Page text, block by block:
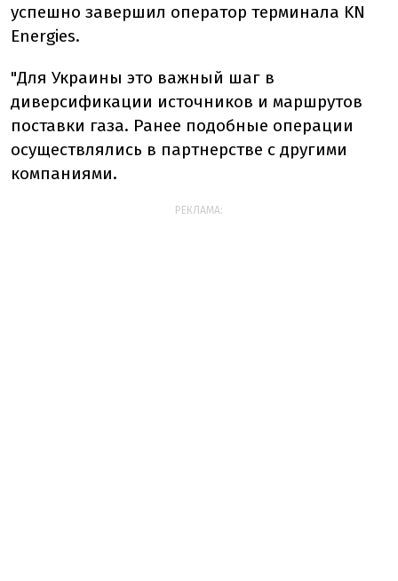
успешно завершил оператор терминала KN
Energies.
"Для Украины это важный шаг в
диверсификации источников и маршрутов
поставки газа. Ранее подобные операции
осуществлялись в партнерстве с другими
компаниями.
РЕКЛАМА: